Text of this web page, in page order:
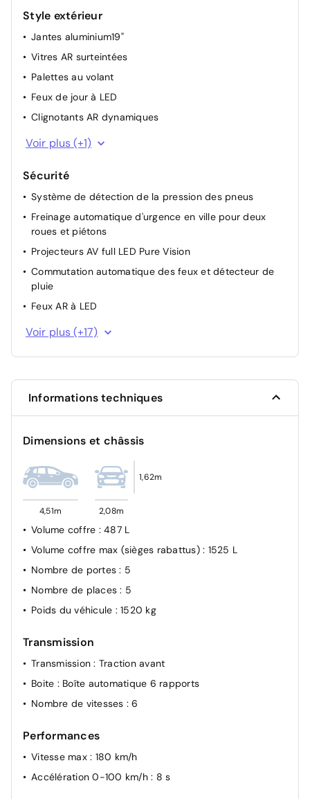
Style extérieur
Jantes aluminium19"
Vitres AR surteintées
Palettes au volant
Feux de jour à LED
Clignotants AR dynamiques
Barres de toit longitudinales
Voir plus (+1)
Sécurité
Système de détection de la pression des pneus
Freinage automatique d'urgence en ville pour deux
roues et piétons
Projecteurs AV full LED Pure Vision
Commutation automatique des feux et détecteur de
pluie
Feux AR à LED
Freinage actif d'urgence urbain (piéton + cycliste +
intersection)
Alerte détection fatigue
Alerte de distance de sécurité
Airbags frontaux (conducteur et passager)
Sièges avec système ISOFIX
Airbags passager désactivable
Pré-équipement alarme
Kit anti-crevaison
rabattables automatiquement
Alerte franchissement de ligne et assistant maintien
dans la voie
cas de dépassement
Pack Safety : avertisseur d'angle mort et prévention de
sortie de voie en cas de dépassement, avertisseur de
freinage d'urgence automatiquesortie sécurisée des
Aide au freinage d'urgence
ABS avec aide au freinage d'urgence
Voir plus (+17)
Informations techniques
Dimensions et châssis
4,51m 2,08m
1,62m
Volume coffre : 487 L
Volume coffre max (sièges rabattus) : 1525 L
Nombre de portes: 5
Nombre de places: 5
Poids du véhicule : 1520 kg
Transmission
Transmission: Traction avant
Boite : Boîte automatique 6 rapports
Nombre de vitesses : 6
Performances
Vitesse max : 180 km/h
Accélération 0-100 km/h : 8 s